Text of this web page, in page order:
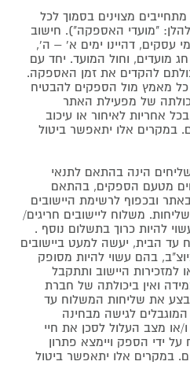
מצוינים בסמוך לכל
"מועדי האספקה"). חישוב
עסקים, דהיינו ימים א' – ה',
מועדים, וחול המועד. יחד עם
להקדים את זמן האספקה.
מאמץ מול הספקים להבטיח
של מפעילת האתר
אחריות לאיחור או עיכוב
במקרים אלו יתאפשר ביטול
הינה בהתאם לתנאי
מטעם הספקים, בהתאם
ובכפוף לרשימת היישובים
משלוח ליישובים חריגים/
להיות כרוך בתשלום נוסף .
עד הבית, יעשה למעט ביישובים
בהם עשוי להיות מסופק
למזכירות היישוב ותתקבל
ואין ביכולתה של חברת
את שליחות המשלוח עד
לגישה מבחינה
ו/או מצב העלול לסכן את חיי
על ידי הספק ויימצא פתרון
במקרים אלו יתאפשר ביטול